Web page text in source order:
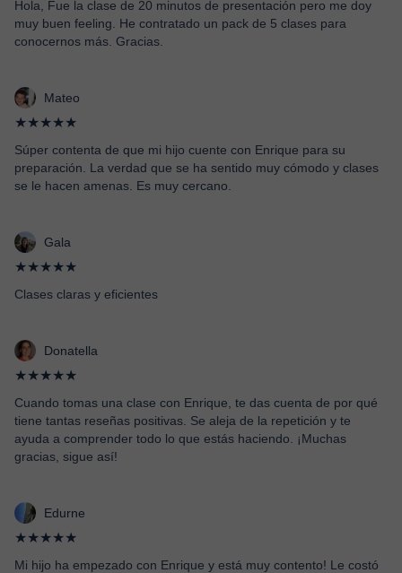
Hola, Fue la clase de 20 minutos de presentación pero me doy
muy buen feeling. He contratado un pack de 5 clases para
conocernos más. Gracias.
Mateo
★★★★★
Súper contenta de que mi hijo cuente con Enrique para su
preparación. La verdad que se ha sentido muy cómodo y clases
se le hacen amenas. Es muy cercano.
Gala
★★★★★
Clases claras y eficientes
Donatella
★★★★★
Cuando tomas una clase con Enrique, te das cuenta de por qué
tiene tantas reseñas positivas. Se aleja de la repetición y te
ayuda a comprender todo lo que estás haciendo. ¡Muchas
gracias, sigue así!
Edurne
★★★★★
Mi hijo ha empezado con Enrique y está muy contento! Le costó